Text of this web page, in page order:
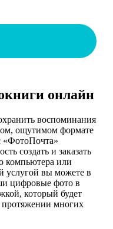
онлайн
воспоминания
ощутимом формате
«ФотоПочта»
создать и заказать
компьютера или
услугой вы можете в
цифровые фото в
который будет
протяжении многих